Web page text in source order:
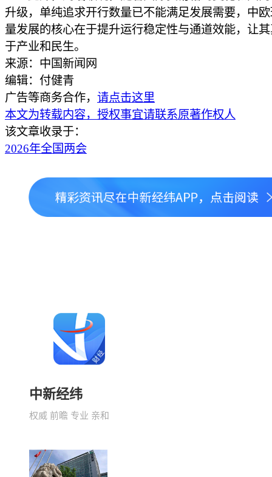
升级，单纯追求开行数量已不能满足发展需要，中
量发展的核心在于提升运行稳定性与通道效能，让
于产业和民生。
来源：中国新闻网
编辑：付健青
广告等商务合作， 请点击这里
本文为转载内容，授权事宜请联系原著作权人
该文章收录于：
2026年全国两会
中新经纬
权威 前瞻 专业 亲和